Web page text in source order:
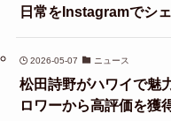
日常をInstagramでシ
2026-05-07 ニュース
松田詩野がハワイで魅
ロワーから高評価を獲